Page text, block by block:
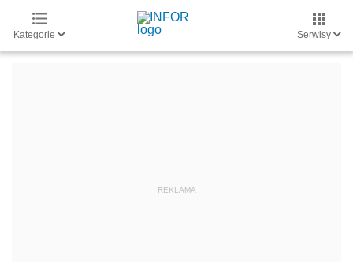
Kategorie Serwisy